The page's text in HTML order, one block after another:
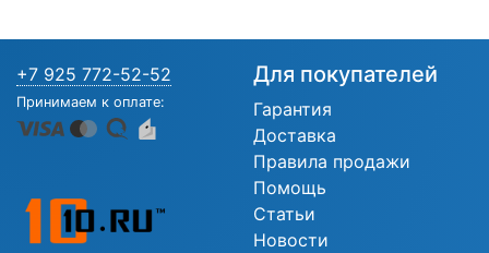
+7 925 772-52-52
Принимаем к оплате:
Для покупателей
Гарантия
Доставка
Правила продажи
Помощь
Статьи
Новости